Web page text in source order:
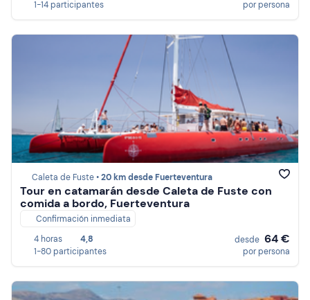
1-14 participantes
por persona
Caleta de Fuste •20 km desde Fuerteventura
Tour en catamarán desde Caleta de Fuste con
comida a bordo, Fuerteventura
Confirmación inmediata
4 horas
4,8
1-80 participantes
desde 64 €
por persona